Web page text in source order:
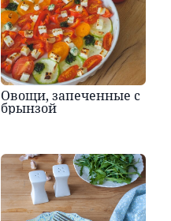
Овощи, запеченные с
брынзой